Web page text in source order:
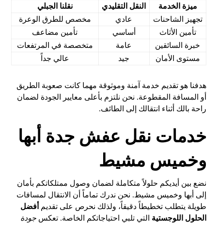
ميزة الخدمة النقل التقليدي
نقلنا الجبلي
تجهيز الشاحنات
عادي
مخصص للطرق الوعرة
تأمين الأثاث
أساسي
تأمين مضاعف
خبرة السائقين
عامة
متخصصة في المرتفعات
مستوى الأمان
جيد عالي جداً
هدفنا هو تقديم خدمة آمنة وموثوقة مهما كانت صعوبة الطريق
أو المسافة المقطوعة. نحن نلتزم بأعلى معايير الجودة لضمان
راحة بالك أثناء انتقالك إلى الطائف.
خدمات نقل عفش جدة أبها
وخميس مشيط
نضع بين أيديكم حلولاً متكاملة لضمان وصول ممتلكاتكم بأمان
إلى أبها وخميس مشيط. نحن ندرك تماماً أن الانتقال لمسافات
طويلة يتطلب تخطيطاً دقيقاً، ولذلك نحرص على تقديم أفضل
الحلول اللوجستية التي تلبي احتياجاتكم الخاصة. تعكسجودة